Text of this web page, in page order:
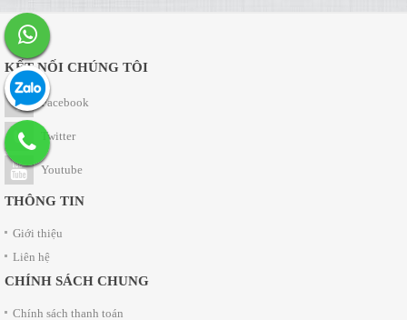
KẾT NỐI CHÚNG TÔI
Facebook
Twitter
Youtube
THÔNG TIN
Giới thiệu
Liên hệ
CHÍNH SÁCH CHUNG
Chính sách thanh toán